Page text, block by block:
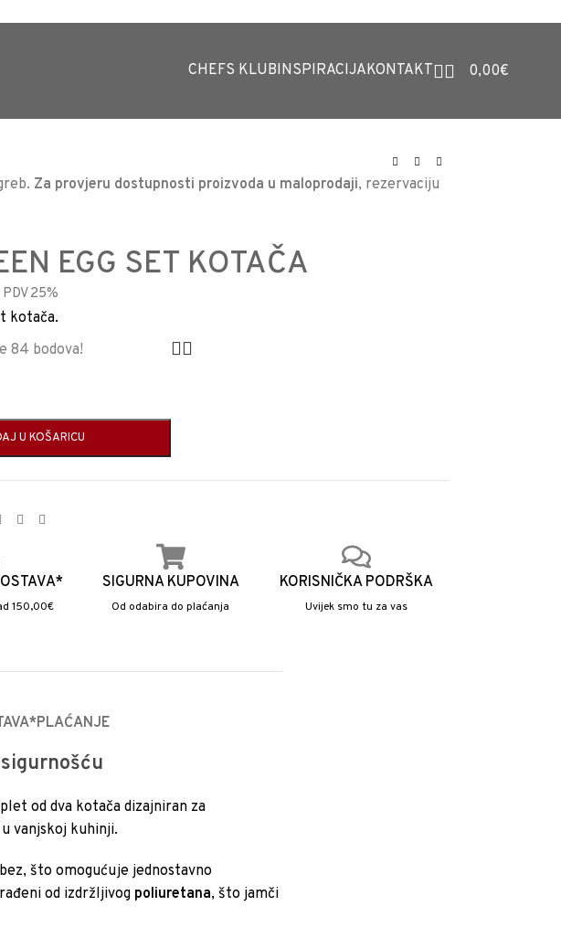
CHEFS KLUBINSPIRACIJAKONTAKT 0,00€
Za provjeru dostupnosti proizvoda u maloprodaji, rezervaciju
EGG SET KOTAČA
25%
kotača.
84 bodova!
U KOŠARICU
150,00€
SIGURNA KUPOVINA
Od odabira do plaćanja
KORISNIČKA PODRŠKA
Uvijek smo tu za vas
PLAĆANJE
od dva kotača dizajniran za
vanjskoj kuhinji.
što omogućuje jednostavno
od izdržljivog poliuretana, što jamči